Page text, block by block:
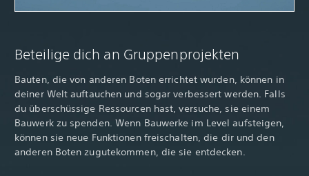
Beteilige dich an Gruppenprojekten
Bauten, die von anderen Boten errichtet wurden, können in
deiner Welt auftauchen und sogar verbessert werden. Falls
du überschüssige Ressourcen hast, versuche, sie einem
Bauwerk zu spenden. Wenn Bauwerke im Level aufsteigen,
können sie neue Funktionen freischalten, die dir und den
anderen Boten zugutekommen, die sie entdecken.